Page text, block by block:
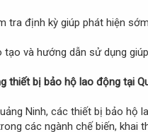
tra định kỳ giúp phát hiện
tạo và hướng dẫn sử dụng
thiết bị bảo hộ lao động tại
Ninh, các thiết bị bảo hộ
các ngành chế biến, khai